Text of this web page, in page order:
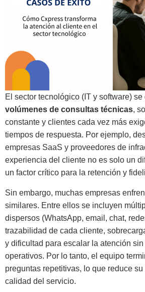
El sector tecnológico (IT y software)
volúmenes de consultas técnicas,
constante y clientes cada vez más
tiempos de respuesta. Por ejemplo,
empresas SaaS y proveedores de
experiencia del cliente no es solo un
un factor crítico para la retención y
Sin embargo, muchas empresas
similares. Entre ellos se incluyen
dispersos (WhatsApp, email, chat,
trazabilidad de cada cliente,
y dificultad para escalar la atención
operativos. Por lo tanto, el equipo
preguntas repetitivas, lo que reduce
calidad del servicio.